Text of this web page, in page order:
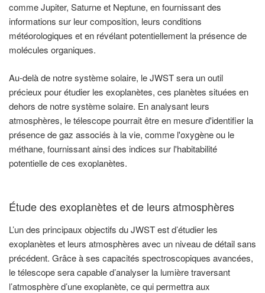
comme Jupiter, Saturne et Neptune, en fournissant des
informations sur leur composition, leurs conditions
météorologiques et en révélant potentiellement la présence de
molécules organiques.
Au-delà de notre système solaire, le JWST sera un outil
précieux pour étudier les exoplanètes, ces planètes situées en
dehors de notre système solaire. En analysant leurs
atmosphères, le télescope pourrait être en mesure d'identifier la
présence de gaz associés à la vie, comme l'oxygène ou le
méthane, fournissant ainsi des indices sur l'habitabilité
potentielle de ces exoplanètes.
Étude des exoplanètes et de leurs atmosphères
L’un des principaux objectifs du JWST est d’étudier les
exoplanètes et leurs atmosphères avec un niveau de détail sans
précédent. Grâce à ses capacités spectroscopiques avancées,
le télescope sera capable d’analyser la lumière traversant
l’atmosphère d’une exoplanète, ce qui permettra aux